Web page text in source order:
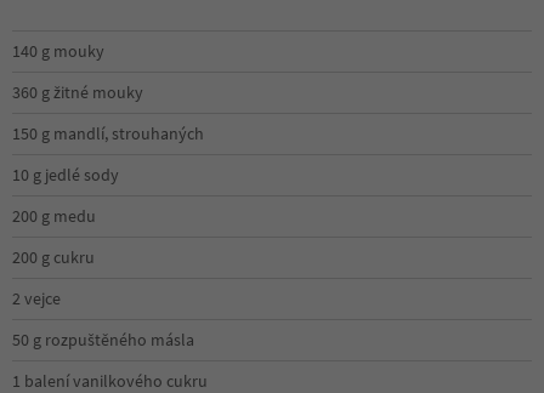
140 g mouky
360 g žitné mouky
150 g mandlí, strouhaných
10 g jedlé sody
200 g medu
200 g cukru
2 vejce
50 g rozpuštěného másla
1 balení vanilkového cukru